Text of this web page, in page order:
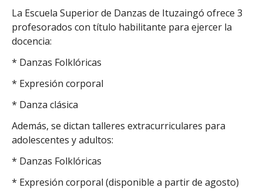
La Escuela Superior de Danzas de Ituzaingó ofrece 3
profesorados con título habilitante para ejercer la
docencia:
* Danzas Folklóricas
* Expresión corporal
* Danza clásica
Además, se dictan talleres extracurriculares para
adolescentes y adultos:
* Danzas Folklóricas
* Expresión corporal (disponible a partir de agosto)